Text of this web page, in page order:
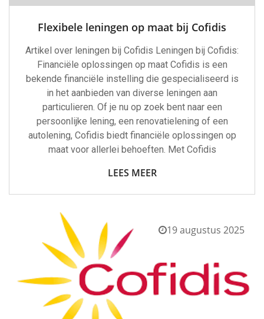
Flexibele leningen op maat bij Cofidis
Artikel over leningen bij Cofidis Leningen bij Cofidis:
Financiële oplossingen op maat Cofidis is een
bekende financiële instelling die gespecialiseerd is
in het aanbieden van diverse leningen aan
particulieren. Of je nu op zoek bent naar een
persoonlijke lening, een renovatielening of een
autolening, Cofidis biedt financiële oplossingen op
maat voor allerlei behoeften. Met Cofidis
LEES MEER
19 augustus 2025